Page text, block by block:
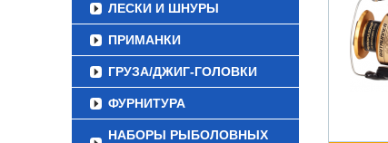
ЛЕСКИ И ШНУРЫ
ПРИМАНКИ
ГРУЗА/ДЖИГ-ГОЛОВКИ
ФУРНИТУРА
НАБОРЫ РЫБОЛОВНЫХ